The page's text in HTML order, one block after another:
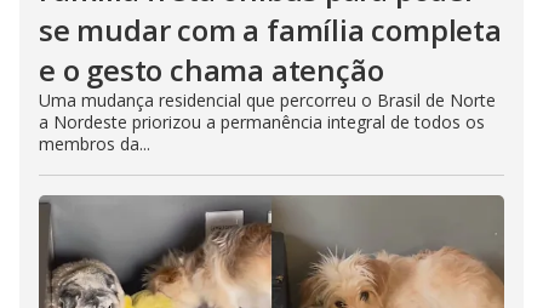
se mudar com a família completa
e o gesto chama atenção
Uma mudança residencial que percorreu o Brasil de Norte
a Nordeste priorizou a permanência integral de todos os
membros da...